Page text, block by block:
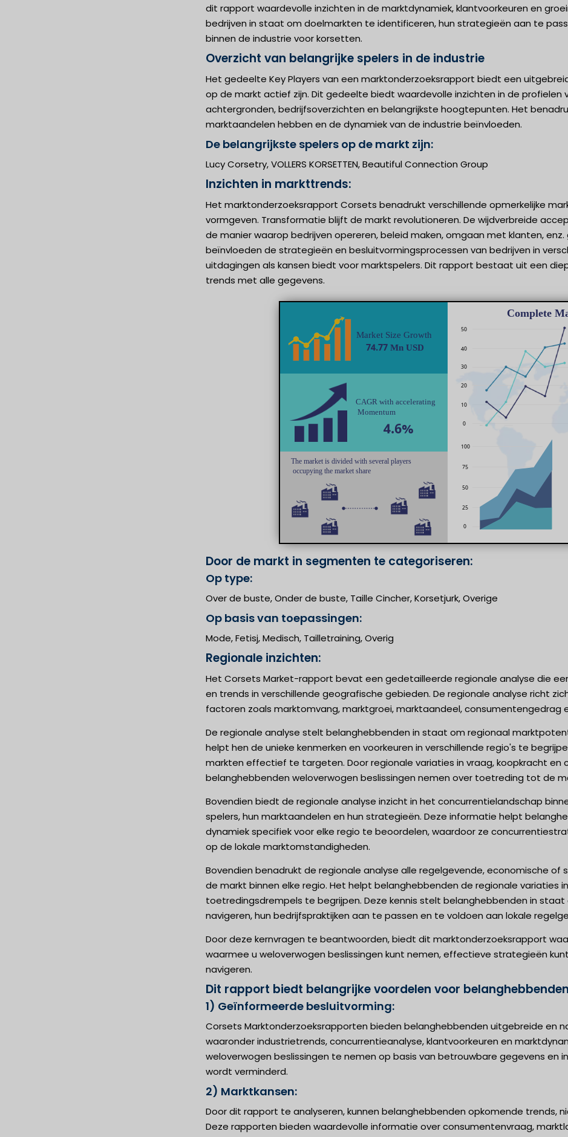
dit rapport waardevolle inzichten in de marktdynamiek, klantvoorkeuren en
bedrijven in staat om doelmarkten te identificeren, hun strategieën aan te
binnen de industrie voor korsetten.
Overzicht van belangrijke spelers in de industrie
Het gedeelte Key Players van een marktonderzoeksrapport biedt een
op de markt actief zijn. Dit gedeelte biedt waardevolle inzichten in de profielen
achtergronden, bedrijfsoverzichten en belangrijkste hoogtepunten. Het
marktaandelen hebben en de dynamiek van de industrie beïnvloeden.
De belangrijkste spelers op de markt zijn:
Lucy Corsetry, VOLLERS KORSETTEN, Beautiful Connection Group
Inzichten in markttrends:
Het marktonderzoeksrapport Corsets benadrukt verschillende opmerkelijke
vormgeven. Transformatie blijft de markt revolutioneren. De wijdverbreide
de manier waarop bedrijven opereren, beleid maken, omgaan met klanten,
beïnvloeden de strategieën en besluitvormingsprocessen van bedrijven in
uitdagingen als kansen biedt voor marktspelers. Dit rapport bestaat uit een
trends met alle gegevens.
Door de markt in segmenten te categoriseren:
Op type:
Over de buste, Onder de buste, Taille Cincher, Korsetjurk, Overige
Op basis van toepassingen:
Mode, Fetisj, Medisch, Tailletraining, Overig
Regionale inzichten:
Het Corsets Market-rapport bevat een gedetailleerde regionale analyse die
en trends in verschillende geografische gebieden. De regionale analyse richt
factoren zoals marktomvang, marktgroei, marktaandeel, consumentengedrag
De regionale analyse stelt belanghebbenden in staat om regionaal
helpt hen de unieke kenmerken en voorkeuren in verschillende regio's te
markten effectief te targeten. Door regionale variaties in vraag, koopkracht en
belanghebbenden weloverwogen beslissingen nemen over toetreding tot de
Bovendien biedt de regionale analyse inzicht in het concurrentielandschap
spelers, hun marktaandelen en hun strategieën. Deze informatie helpt
dynamiek specifiek voor elke regio te beoordelen, waardoor ze
op de lokale marktomstandigheden.
Bovendien benadrukt de regionale analyse alle regelgevende, economische of
de markt binnen elke regio. Het helpt belanghebbenden de regionale variaties
toetredingsdrempels te begrijpen. Deze kennis stelt belanghebbenden in
navigeren, hun bedrijfspraktijken aan te passen en te voldoen aan lokale
Door deze kernvragen te beantwoorden, biedt dit marktonderzoeksrapport
waarmee u weloverwogen beslissingen kunt nemen, effectieve strategieën
navigeren.
Dit rapport biedt belangrijke voordelen voor
1) Geïnformeerde besluitvorming:
Corsets Marktonderzoeksrapporten bieden belanghebbenden uitgebreide en
waaronder industrietrends, concurrentieanalyse, klantvoorkeuren en
weloverwogen beslissingen te nemen op basis van betrouwbare gegevens en
wordt verminderd.
2) Marktkansen:
Door dit rapport te analyseren, kunnen belanghebbenden opkomende trends,
Deze rapporten bieden waardevolle informatie over consumentenvraag,